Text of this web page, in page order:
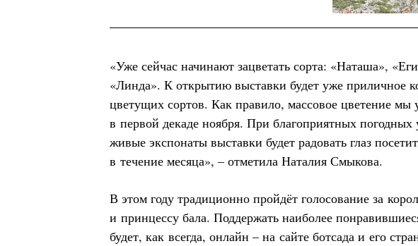
«Уже сейчас начинают зацветать сорта: «Наташа»,
«Линда». К открытию выставки будет уже приличное
цветущих сортов. Как правило, массовое цветение мы
в первой декаде ноября. При благоприятных погодных
живые экспонаты выставки будет радовать глаз
в течение месяца», – отметила Наталия Смыкова.
В этом году традиционно пройдёт голосование за
и принцессу бала. Поддержать наиболее
будет, как всегда, онлайн – на сайте ботсада и его